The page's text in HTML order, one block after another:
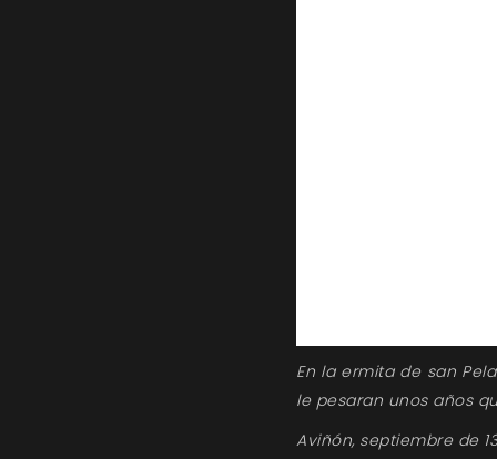
En la ermita de san
le pesaran unos años
Aviñón, septiembre de